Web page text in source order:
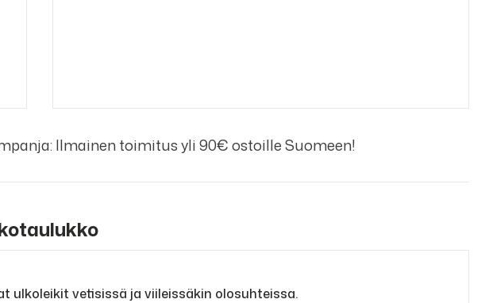
Ilmainen toimitus yli 90€ ostoille Suomeen!
ulkoleikit vetisissä ja viileissäkin olosuhteissa.